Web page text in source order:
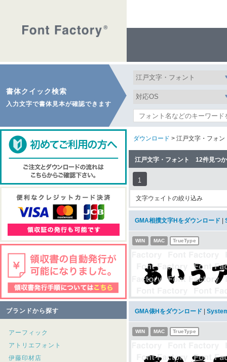
書体クイック検索
入力文字で書体見本が確認できます
ブランドから探す
アーフィック
アトリエフォント
伊藤印材店
ダウンロード > 江戸文字・フォン
江戸文字・フォント 12件見つ
1
文字ウェイトの絞り込み
GMA相撲文字Hをダウンロード
WIN MAC TrueType
GMA俵Hをダウンロード
WIN MAC TrueType